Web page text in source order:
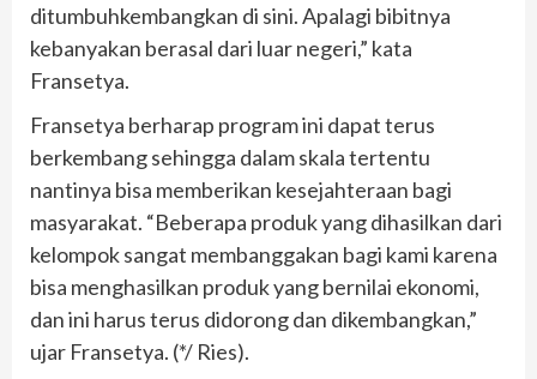
ditumbuhkembangkan di sini. Apalagi bibitnya
kebanyakan berasal dari luar negeri,” kata
Fransetya.
Fransetya berharap program ini dapat terus
berkembang sehingga dalam skala tertentu
nantinya bisa memberikan kesejahteraan bagi
masyarakat. “Beberapa produk yang dihasilkan dari
kelompok sangat membanggakan bagi kami karena
bisa menghasilkan produk yang bernilai ekonomi,
dan ini harus terus didorong dan dikembangkan,”
ujar Fransetya. (*/ Ries).